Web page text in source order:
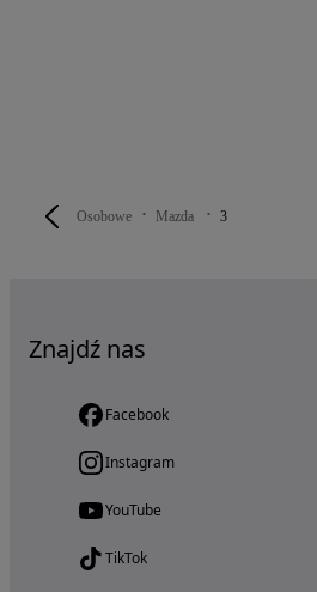
Osobowe Mazda 3
Znajdź nas
Facebook
Instagram
YouTube
TikTok